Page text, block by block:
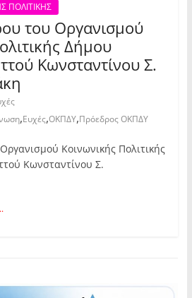
ΠΟΛΙΤΙΚΗΣ
του Οργανισμού
Δήμου
Κωνσταντίνου Σ.
,Ευχές,ΟΚΠΔΥ,Πρόεδρος ΟΚΠΔΥ
Κοινωνικής Πολιτικής
Κωνσταντίνου Σ.